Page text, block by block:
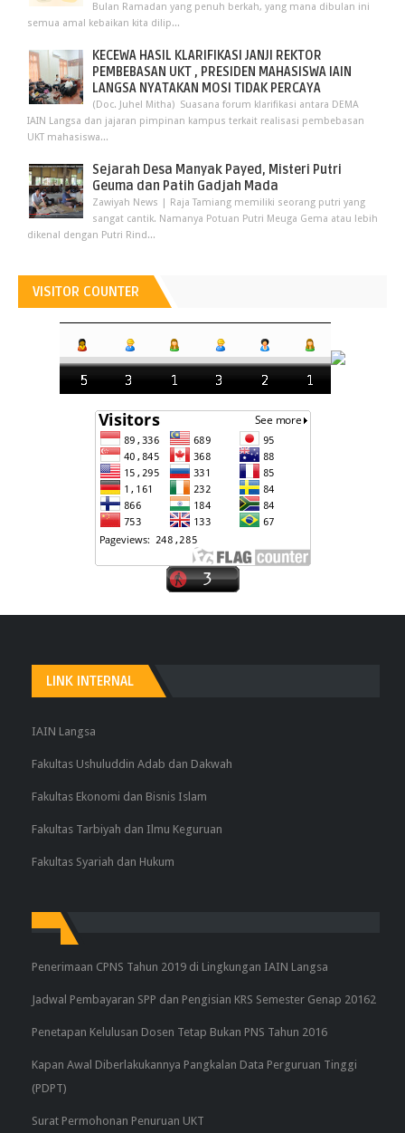
Bulan Ramadan yang penuh berkah, yang mana dibulan ini
semua amal kebaikan kita dilip...
KECEWA HASIL KLARIFIKASI JANJI REKTOR
PEMBEBASAN UKT , PRESIDEN MAHASISWA IAIN
LANGSA NYATAKAN MOSI TIDAK PERCAYA
(Doc. Juhel Mitha) Suasana forum klarifikasi antara DEMA
IAIN Langsa dan jajaran pimpinan kampus terkait realisasi pembebasan
UKT mahasiswa...
Sejarah Desa Manyak Payed, Misteri Putri
Geuma dan Patih Gadjah Mada
Zawiyah News | Raja Tamiang memiliki seorang putri yang
sangat cantik. Namanya Potuan Putri Meuga Gema atau lebih
dikenal dengan Putri Rind...
VISITOR COUNTER
LINK INTERNAL
IAIN Langsa
Fakultas Ushuluddin Adab dan Dakwah
Fakultas Ekonomi dan Bisnis Islam
Fakultas Tarbiyah dan Ilmu Keguruan
Fakultas Syariah dan Hukum
Penerimaan CPNS Tahun 2019 di Lingkungan IAIN Langsa
Jadwal Pembayaran SPP dan Pengisian KRS Semester Genap 20162
Penetapan Kelulusan Dosen Tetap Bukan PNS Tahun 2016
Kapan Awal Diberlakukannya Pangkalan Data Perguruan Tinggi
(PDPT)
Surat Permohonan Penuruan UKT